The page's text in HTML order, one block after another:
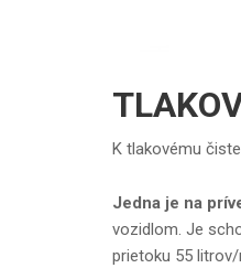
K tlakovému
Jedna je na
vozidlom. Je
prietoku 55